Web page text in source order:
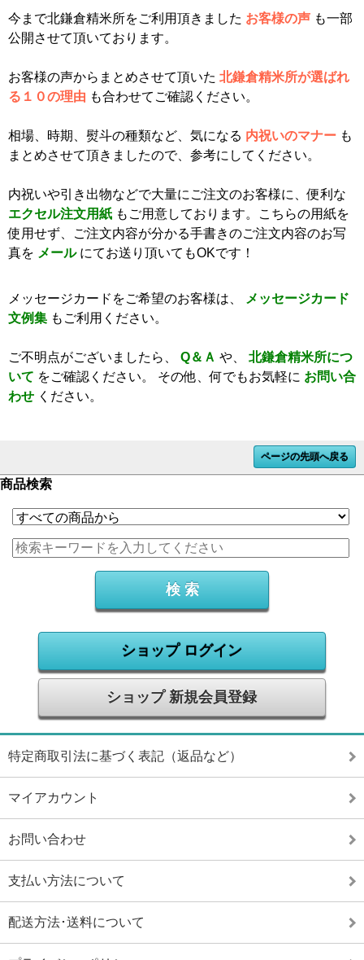
今まで北鎌倉精米所をご利用頂きました お客様の声 も一部
公開させて頂いております。
お客様の声からまとめさせて頂いた 北鎌倉精米所が選ばれ
る１０の理由 も合わせてご確認ください。
相場、時期、熨斗の種類など、気になる 内祝いのマナー も
まとめさせて頂きましたので、参考にしてください。
内祝いや引き出物などで大量にご注文のお客様に、便利な
エクセル注文用紙 もご用意しております。こちらの用紙を
使用せず、ご注文内容が分かる手書きのご注文内容のお写
真を メール にてお送り頂いてもOKです！
メッセージカードをご希望のお客様は、
メッセージカード
文例集 もご利用ください。
ご不明点がございましたら、 Q＆Ａ や、 北鎌倉精米所につ
いて をご確認ください。 その他、何でもお気軽に お問い合
わせ ください。
ページの先頭へ戻る
商品検索
ショップ ログイン
ショップ 新規会員登録
特定商取引法に基づく表記（返品など）
マイアカウント
お問い合わせ
支払い方法について
配送方法･送料について